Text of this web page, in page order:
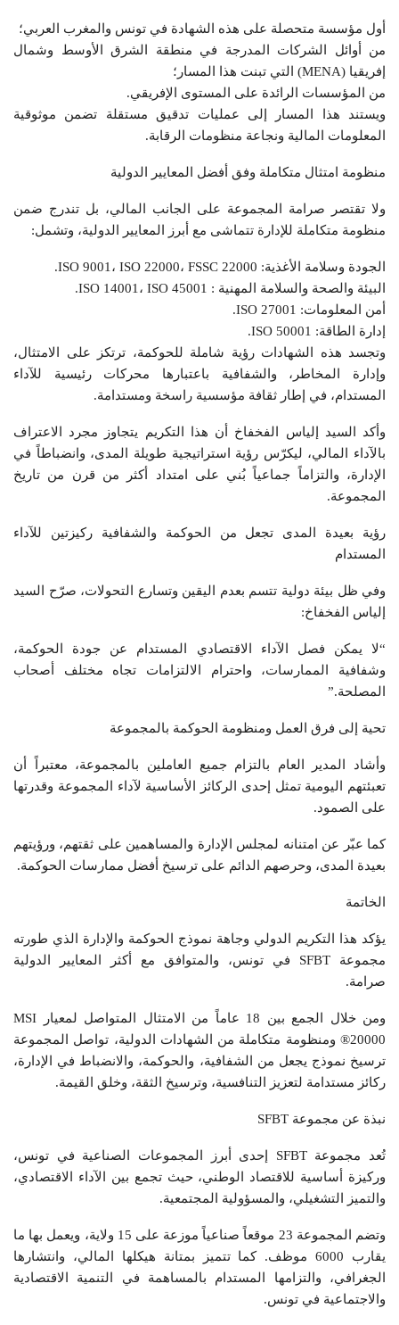
أول مؤسسة متحصلة على هذه الشهادة في تونس والمغرب العربي؛
من أوائل الشركات المدرجة في منطقة الشرق الأوسط وشمال
إفريقيا (MENA) التي تبنت هذا المسار؛
من المؤسسات الرائدة على المستوى الإفريقي.
ويستند هذا المسار إلى عمليات تدقيق مستقلة تضمن موثوقية
المعلومات المالية ونجاعة منظومات الرقابة.
منظومة امتثال متكاملة وفق أفضل المعايير الدولية
ولا تقتصر صرامة المجموعة على الجانب المالي، بل تندرج ضمن
منظومة متكاملة للإدارة تتماشى مع أبرز المعايير الدولية، وتشمل:
الجودة وسلامة الأغذية: ISO 9001، ISO 22000، FSSC 22000.
البيئة والصحة والسلامة المهنية : ISO 14001، ISO 45001.
أمن المعلومات: ISO 27001.
إدارة الطاقة: ISO 50001.
وتجسد هذه الشهادات رؤية شاملة للحوكمة، ترتكز على الامتثال،
وإدارة المخاطر، والشفافية باعتبارها محركات رئيسية للآداء
المستدام، في إطار ثقافة مؤسسية راسخة ومستدامة.
وأكد السيد إلياس الفخفاخ أن هذا التكريم يتجاوز مجرد الاعتراف
بالآداء المالي، ليكرّس رؤية استراتيجية طويلة المدى، وانضباطاً في
الإدارة، والتزاماً جماعياً بُني على امتداد أكثر من قرن من تاريخ
المجموعة.
رؤية بعيدة المدى تجعل من الحوكمة والشفافية ركيزتين للآداء
المستدام
وفي ظل بيئة دولية تتسم بعدم اليقين وتسارع التحولات، صرّح السيد
إلياس الفخفاخ:
“لا يمكن فصل الآداء الاقتصادي المستدام عن جودة الحوكمة،
وشفافية الممارسات، واحترام الالتزامات تجاه مختلف أصحاب
المصلحة.”
تحية إلى فرق العمل ومنظومة الحوكمة بالمجموعة
وأشاد المدير العام بالتزام جميع العاملين بالمجموعة، معتبراً أن
تعبئتهم اليومية تمثل إحدى الركائز الأساسية لآداء المجموعة وقدرتها
على الصمود.
كما عبّر عن امتنانه لمجلس الإدارة والمساهمين على ثقتهم، ورؤيتهم
بعيدة المدى، وحرصهم الدائم على ترسيخ أفضل ممارسات الحوكمة.
الخاتمة
يؤكد هذا التكريم الدولي وجاهة نموذج الحوكمة والإدارة الذي طورته
مجموعة SFBT في تونس، والمتوافق مع أكثر المعايير الدولية
صرامة.
ومن خلال الجمع بين 18 عاماً من الامتثال المتواصل لمعيار MSI
20000® ومنظومة متكاملة من الشهادات الدولية، تواصل المجموعة
ترسيخ نموذج يجعل من الشفافية، والحوكمة، والانضباط في الإدارة،
ركائز مستدامة لتعزيز التنافسية، وترسيخ الثقة، وخلق القيمة.
نبذة عن مجموعة SFBT
تُعد مجموعة SFBT إحدى أبرز المجموعات الصناعية في تونس،
وركيزة أساسية للاقتصاد الوطني، حيث تجمع بين الآداء الاقتصادي،
والتميز التشغيلي، والمسؤولية المجتمعية.
وتضم المجموعة 23 موقعاً صناعياً موزعة على 15 ولاية، ويعمل بها ما
يقارب 6000 موظف. كما تتميز بمتانة هيكلها المالي، وانتشارها
الجغرافي، والتزامها المستدام بالمساهمة في التنمية الاقتصادية
والاجتماعية في تونس.